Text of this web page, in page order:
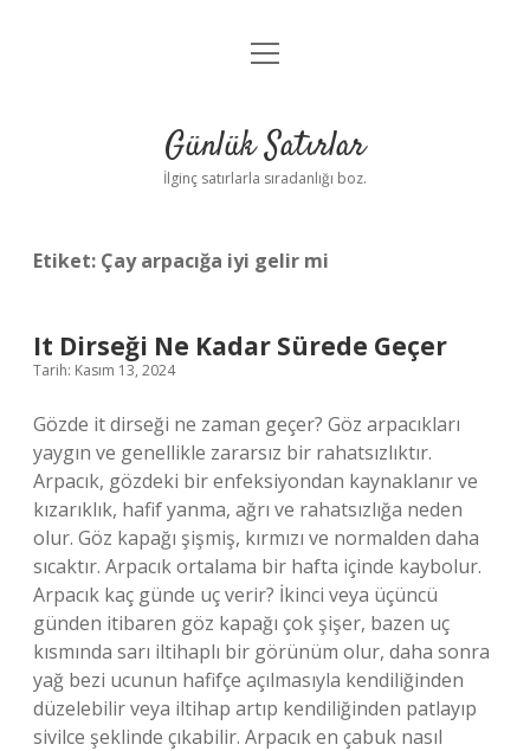
Anasayfa
Yasal Uyarı
menüyü
Günlük Satırlar
İlginç satırlarla sıradanlığı boz.
Etiket: Çay arpacığa iyi gelir mi
It Dirseği Ne Kadar Sürede Geçer
Tarih: Kasım 13, 2024
Gözde it dirseği ne zaman geçer? Göz arpacıkları
yaygın ve genellikle zararsız bir rahatsızlıktır.
Arpacık, gözdeki bir enfeksiyondan kaynaklanır ve
kızarıklık, hafif yanma, ağrı ve rahatsızlığa neden
olur. Göz kapağı şişmiş, kırmızı ve normalden daha
sıcaktır. Arpacık ortalama bir hafta içinde kaybolur.
Arpacık kaç günde uç verir? İkinci veya üçüncü
günden itibaren göz kapağı çok şişer, bazen uç
kısmında sarı iltihaplı bir görünüm olur, daha sonra
yağ bezi ucunun hafifçe açılmasıyla kendiliğinden
düzelebilir veya iltihap artıp kendiliğinden patlayıp
sivilce şeklinde çıkabilir. Arpacık en çabuk nasıl